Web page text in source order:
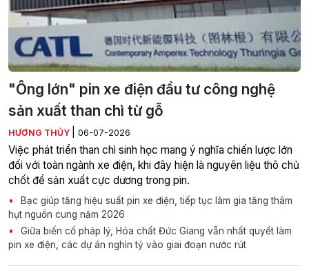
"Ông lớn" pin xe điện đầu tư công nghệ
sản xuất than chì từ gỗ
HƯƠNG THỦY 06-07-2026
Việc phát triển than chì sinh học mang ý nghĩa chiến lược lớn
đối với toàn ngành xe điện, khi đây hiện là nguyên liệu thô chủ
chốt để sản xuất cực dương trong pin.
Bạc giúp tăng hiệu suất pin xe điện, tiếp tục làm gia tăng thâm
hụt nguồn cung năm 2026
Giữa biến cố pháp lý, Hóa chất Đức Giang vẫn nhất quyết làm
pin xe điện, các dự án nghìn tỷ vào giai đoạn nước rút